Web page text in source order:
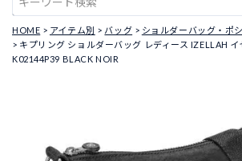
HOME アイテム別 バッグ
ショルダーバッグ・ポ
キプリング ショルダーバッグ レディース IZELLAH
K02144P39 BLACK NOIR